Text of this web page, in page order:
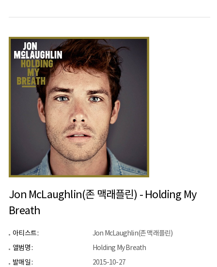
Jon McLaughlin(존 맥래플린) - Holding My
Breath
아티스트 :
Jon McLaughlin(존 맥래플린)
앨범명 :
Holding My Breath
발매일 :
2015-10-27